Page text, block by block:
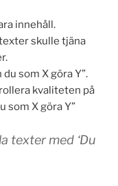
innehåll.
skulle tjäna
som X göra Y”.
kvaliteten på
som X göra Y”
texter med ‘Du